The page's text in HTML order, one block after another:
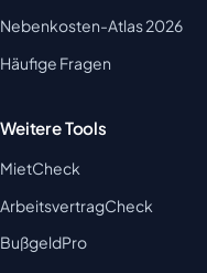
Nebenkosten-Atlas 2026
Häufige Fragen
Weitere Tools
MietCheck
ArbeitsvertragCheck
BußgeldPro